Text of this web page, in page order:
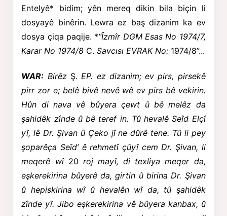
Entelyê* bidim; yên mereq dikin bila biçin li
dosyayê binêrin. Lewra ez baş dizanim ka ev
dosya çiqa paqije. *“Îzmîr DGM Esas No 1974/7,
Karar No 1974/8 C.Savcısı EVRAK No: 1974/8”...
WAR: Birêz Ş. EP. ez dizanim; ev pirs, pirsekê
pirr zor e; belê bivê nevê wê ev pirs bê vekirin.
Hûn di nava vê bûyera çewt û bê melêz da
şahidêk zînde û bê teref in. Tû hevalê Seîd Elçî
yî, lê Dr. Şivan û Çeko jî ne dûrê tene. Tû li pey
şoparêça Seîd’ ê rehmetî çûyî cem Dr. Şivan, li
meqerê wî 20 roj mayî, di texliya meqer da,
eşkerekirina bûyerê da, girtin û birina Dr. Şivan
û hepiskirina wî û hevalên wî da, tû şahidêk
zînde yî. Jibo eşkerekirina vê bûyera kanbax, û